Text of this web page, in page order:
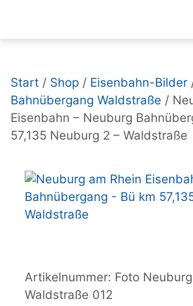
Start / Shop / Eisenbahn-Bilder
Bahnübergang Waldstraße /
Eisenbahn – Neuburg
57,135 Neuburg 2 – Waldstraße
Artikelnummer: Foto
Waldstraße 012